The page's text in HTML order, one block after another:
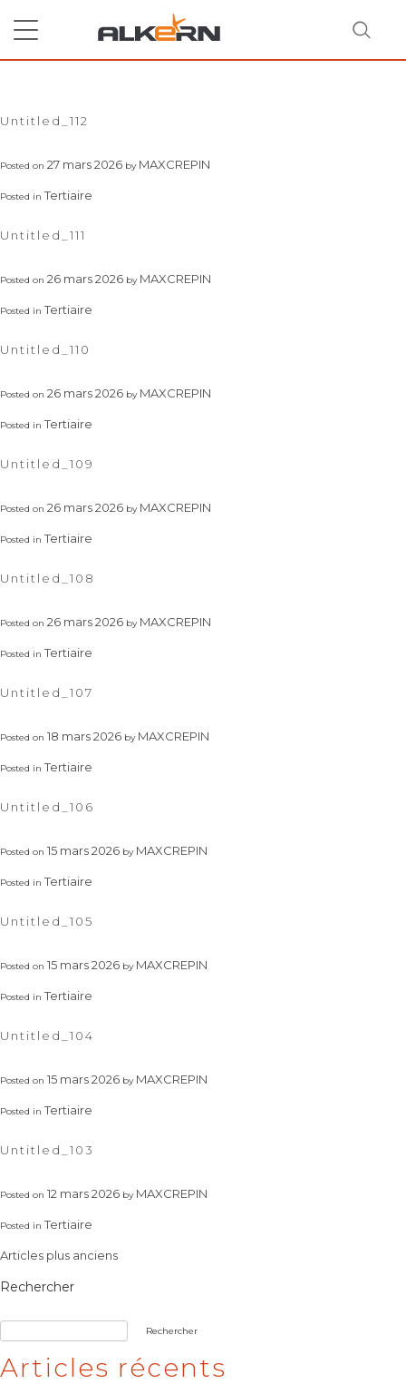
content
Untitled_112
Posted on 27 mars 2026 by MAXCREPIN
Posted inTertiaire
Untitled_111
Posted on 26 mars 2026 by MAXCREPIN
Posted inTertiaire
Untitled_110
Posted on 26 mars 2026 by MAXCREPIN
Posted inTertiaire
Untitled_109
Posted on 26 mars 2026 by MAXCREPIN
Posted inTertiaire
Untitled_108
Posted on 26 mars 2026 by MAXCREPIN
Posted inTertiaire
Untitled_107
Posted on 18 mars 2026 by MAXCREPIN
Posted inTertiaire
Untitled_106
Posted on 15 mars 2026 by MAXCREPIN
Posted inTertiaire
Untitled_105
Posted on 15 mars 2026 by MAXCREPIN
Posted inTertiaire
Untitled_104
Posted on 15 mars 2026 by MAXCREPIN
Posted inTertiaire
Untitled_103
Posted on 12 mars 2026 by MAXCREPIN
Posted inTertiaire
Navigation
des
Articles plus anciens
Rechercher
Rechercher
Articles récents